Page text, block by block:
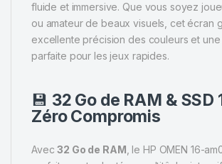
fluide et immersive. Que vous soyez
ou amateur de beaux visuels, cet écran
excellente précision des couleurs et
parfaite pour les jeux rapides.
💾 32 Go de RAM & SSD
Zéro Compromis
Avec32 Go de RAM , le HP OMEN 16-